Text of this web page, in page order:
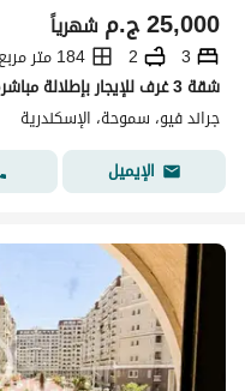
ج.م25,000 شهرياً
3
2
184 متر مربع
جراند فيو، سموحة، الإسكندرية
الإيميل